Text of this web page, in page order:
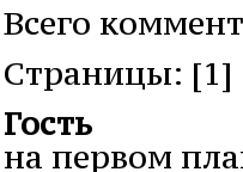
Всего
Cтраницы: [1]
Гость
на первом